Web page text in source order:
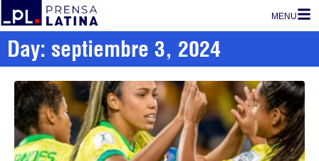
MENU
Day: septiembre 3, 2024